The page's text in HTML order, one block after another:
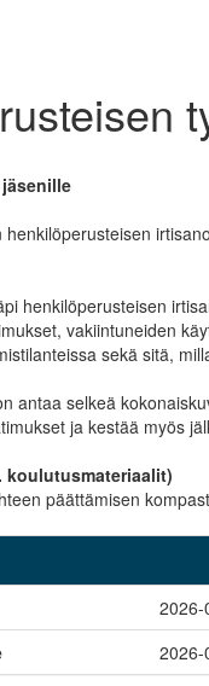
henkilöperusteisen
vakiintuneiden
sekä sitä,
antaa selkeä
ja kestää myös
koulutusmateriaalit)
päättämisen
2026-
2026-